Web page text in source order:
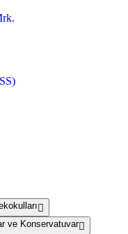
ve Konservatuvar